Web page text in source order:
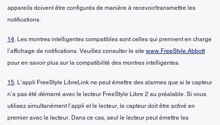
appareils doivent être configurés de manière à recevoir/transmettre les
notifications.
14. Les montres intelligentes compatibles sont celles qui prennent en charge
l’affichage de notifications. Veuillez consulter le site www.FreeStyle.Abbott
pour en savoir plus sur la compatibilité des montres intelligentes.
15. L’appli FreeStyle LibreLink ne peut émettre des alarmes que si le capteur
n’a pas été démarré avec le lecteur FreeStyle Libre 2 au préalable. Si vous
utilisez simultanément l’appli et le lecteur, le capteur doit être activé en
premier avec le lecteur. Dans ce cas, seul le lecteur peut émettre les